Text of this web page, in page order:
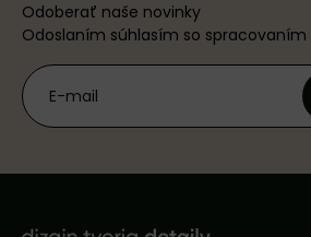
Odoberať naše novinky
Odoslaním súhlasím so spracovaním